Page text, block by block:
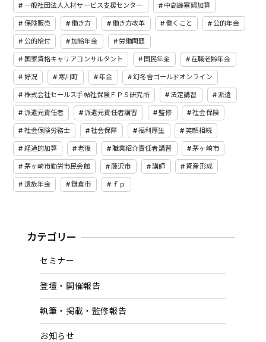
一般社団法人人材サービス支援センター 中高齢寡婦加算
保険販売 働き方 働き方改革 働くこと 公的年金
公的給付 加給年金 労働問題
国家資格キャリアコンサルタント 国民年金 在職老齢年金
好況 寒川町 年金 幻冬舎ゴールドオンライン
株式会社セールス手帖社保険ＦＰＳ研究所 法定講習 派遣
派遣元責任者 派遣元責任者講習 監修 社会保険
社会保険労務士 社会保障 福利厚生 笑顔相続
経過的加算 老後 職業紹介責任者講習 茅ヶ崎市
茅ヶ崎市勤労市民会館 藤沢市 講師 資産形成
遺族年金 鎌倉市 ｆｐ
カテゴリー
セミナー
登壇・開催報告
執筆・掲載・監修報告
お知らせ